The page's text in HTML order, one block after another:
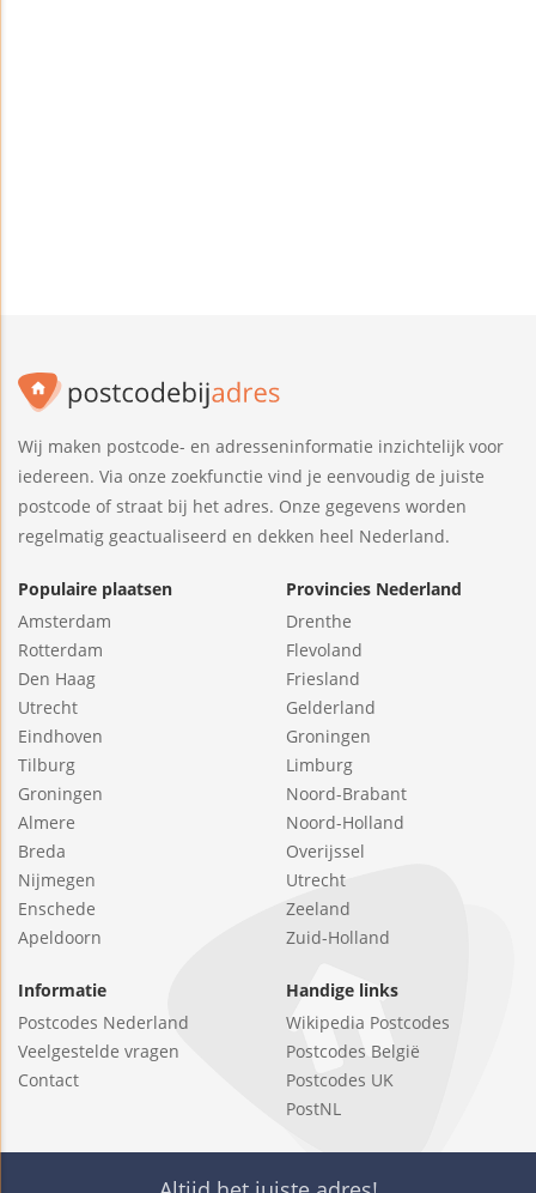
Wij maken postcode- en adresseninformatie inzichtelijk voor
iedereen. Via onze zoekfunctie vind je eenvoudig de juiste
postcode of straat bij het adres. Onze gegevens worden
regelmatig geactualiseerd en dekken heel Nederland.
Populaire plaatsen
Amsterdam
Rotterdam
Den Haag
Utrecht
Eindhoven
Tilburg
Groningen
Almere
Breda
Nijmegen
Enschede
Apeldoorn
Provincies Nederland
Drenthe
Flevoland
Friesland
Gelderland
Groningen
Limburg
Noord-Brabant
Noord-Holland
Overijssel
Utrecht
Zeeland
Zuid-Holland
Informatie
Postcodes Nederland
Veelgestelde vragen
Contact
Handige links
Wikipedia Postcodes
Postcodes België
Postcodes UK
PostNL